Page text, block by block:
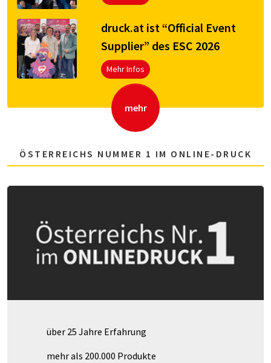
druck.at ist “Official Event
Supplier” des ESC 2026
Mehr Infos
mehr
ÖSTERREICHS NUMMER 1 IM ONLINE-DRUCK
über 25 Jahre Erfahrung
mehr als 200.000 Produkte